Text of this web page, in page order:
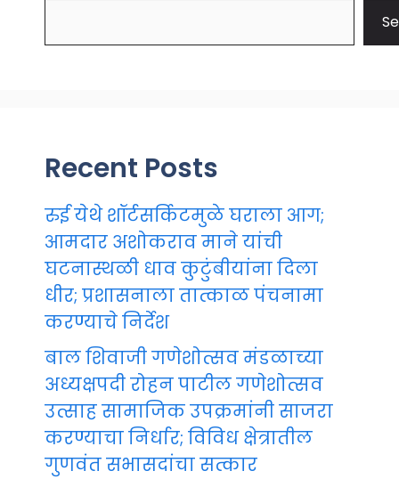
Recent Posts
रुई येथे शॉर्टसर्किटमुळे घराला आग;
आमदार अशोकराव माने यांची
घटनास्थळी धाव कुटुंबीयांना दिला
धीर; प्रशासनाला तात्काळ पंचनामा
करण्याचे निर्देश
बाल शिवाजी गणेशोत्सव मंडळाच्या
अध्यक्षपदी रोहन पाटील गणेशोत्सव
उत्साह सामाजिक उपक्रमांनी साजरा
करण्याचा निर्धार; विविध क्षेत्रातील
गुणवंत सभासदांचा सत्कार